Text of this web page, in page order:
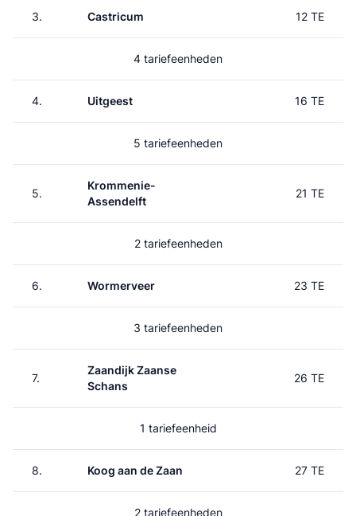
3. Castricum 12 TE
4 tariefeenheden
4. Uitgeest 16 TE
5 tariefeenheden
5.
Krommenie-
Assendelft
21 TE
2 tariefeenheden
6. Wormerveer 23 TE
3 tariefeenheden
7.
Zaandijk Zaanse
Schans
26 TE
1 tariefeenheid
8. Koog aan de Zaan 27 TE
2 tariefeenheden